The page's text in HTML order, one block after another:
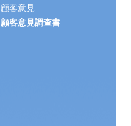
顧客意見
顧客意見調查書